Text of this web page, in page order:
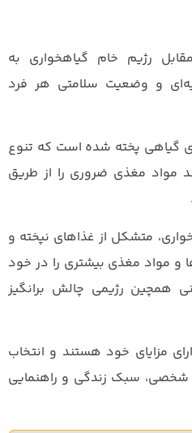
رژیم خام گیاهخواری به
و وضعیت سلامتی هر فرد
گیاهی پخته شده است که تنوع
مواد مغذی ضروری را از طریق
متشکل از غذاهای نپخته و
و مواد مغذی بیشتری را در خود
همچین رژیمی چالش برانگیز
مزایای خود هستند و انتخاب
شخصی، سبک زندگی و راهنمایی